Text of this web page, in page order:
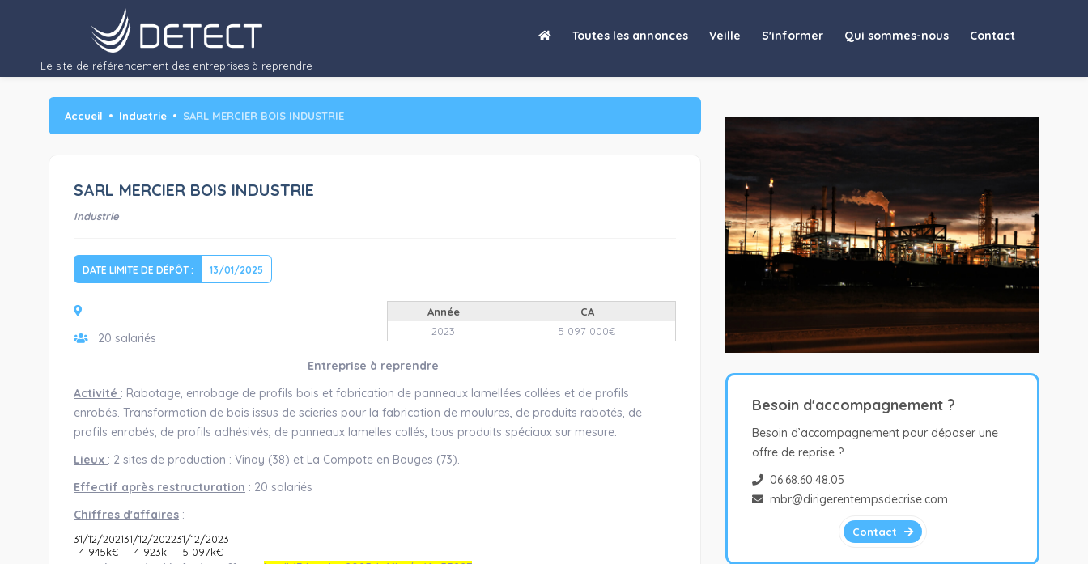
: Rabotage, enrobage de profils bois et fabrication de…"/>
Le site de référencement des entreprises à reprendre
Toutes les annonces Veille S'informer Qui sommes-nous Contact
Accueil Industrie SARL MERCIER BOIS INDUSTRIE
SARL MERCIER BOIS INDUSTRIE
Industrie
DATE LIMITE DE DÉPÔT : 13/01/2025
20 salariés
Année
CA
2023
5 097 000€
Entreprise à reprendre
Activité : Rabotage, enrobage de profils bois et fabrication de panneaux lamellées collées et de profils
enrobés. Transformation de bois issus de scieries pour la fabrication de moulures, de produits rabotés, de
profils enrobés, de profils adhésivés, de panneaux lamelles collés, tous produits spéciaux sur mesure.
Lieux : 2 sites de production : Vinay (38) et La Compote en Bauges (73).
Effectif après restructuration : 20 salariés
Chiffres d'affaires :
31/12/202131/12/202231/12/2023
4 945k€
4 923k 5 097k€
Besoin d'accompagnement ?
Besoin d’accompagnement pour déposer une
offre de reprise ?
06.68.60.48.05
mbr@dirigerentempsdecrise.com
Contact